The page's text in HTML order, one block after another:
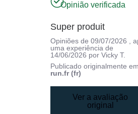
Opinião verificada
Super produit
Opiniões de09/07/2026
,
uma experiência de
14/06/2026 porVicky T.
Publicado originalmente
run.fr (fr)
Ver a avaliação
original